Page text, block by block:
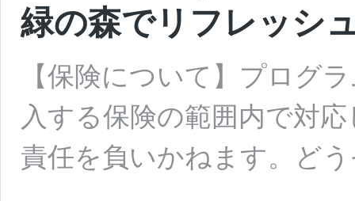
緑の森でリフレッシ
【保険について】プログ
入する保険の範囲内で対
責任を負いかねます。ど